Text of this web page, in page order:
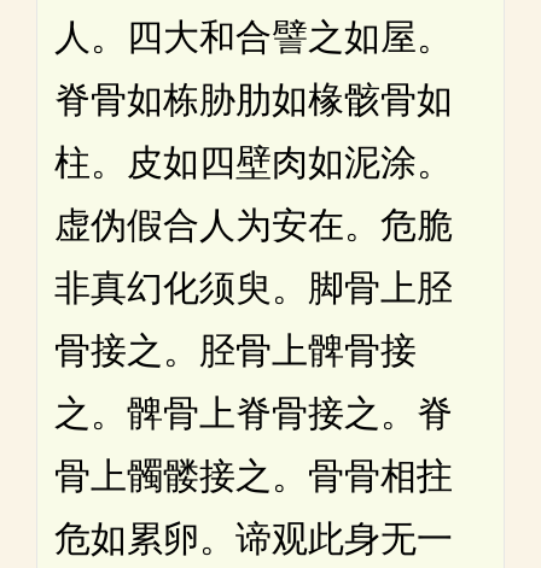
人。四大和合譬之如屋。
脊骨如栋胁肋如椽骸骨如
柱。皮如四壁肉如泥涂。
虚伪假合人为安在。危脆
非真幻化须臾。脚骨上胫
骨接之。胫骨上髀骨接
之。髀骨上脊骨接之。脊
骨上髑髅接之。骨骨相拄
危如累卵。谛观此身无一